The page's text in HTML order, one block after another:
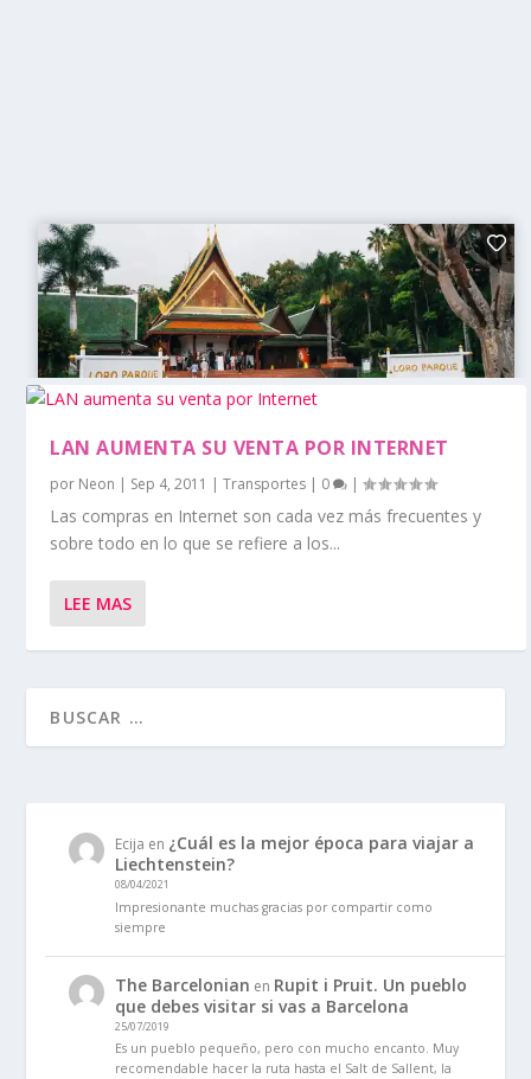
LAN AUMENTA SU VENTA POR INTERNET
por Neon | Sep 4, 2011 |Transportes | 0 |
Las compras en Internet son cada vez más frecuentes y
sobre todo en lo que se refiere a los...
LEE MAS
Ecija en ¿Cuál es la mejor época para viajar a
Liechtenstein?
08/04/2021
Impresionante muchas gracias por compartir como
siempre
The Barcelonian en Rupit i Pruit. Un pueblo
que debes visitar si vas a Barcelona
25/07/2019
Es un pueblo pequeño, pero con mucho encanto. Muy
recomendable hacer la ruta hasta el Salt de Sallent, la